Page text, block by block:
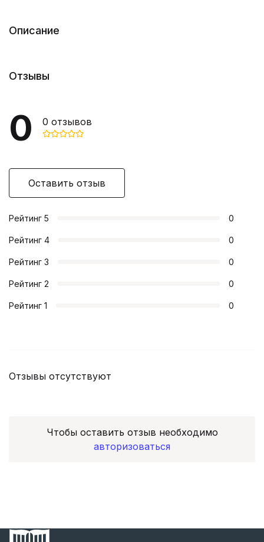
Описание
Отзывы
0 0 отзывов
Оставить отзыв
Рейтинг 5 0
Рейтинг 4 0
Рейтинг 3 0
Рейтинг 2 0
Рейтинг 1 0
Отзывы отсутствуют
Чтобы оставить отзыв необходимо
авторизоваться